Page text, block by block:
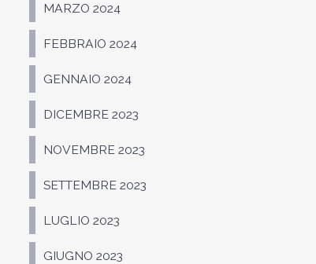
MARZO 2024
FEBBRAIO 2024
GENNAIO 2024
DICEMBRE 2023
NOVEMBRE 2023
SETTEMBRE 2023
LUGLIO 2023
GIUGNO 2023